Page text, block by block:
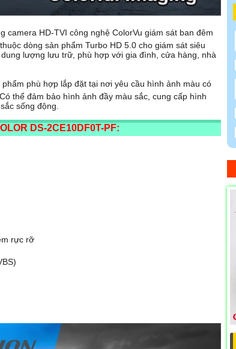
camera HD-TVI công nghệ ColorVu giám sát ban đêm
dòng sản phẩm Turbo HD 5.0 cho giám sát siêu
lượng lưu trữ, phù hợp với gia đình, cửa hàng, nhà
phẩm phù hợp lắp đặt tại nơi yêu cầu hình ảnh màu có
thể đảm bảo hình ảnh đầy màu sắc, cung cấp hình
sống động.
DS-2CE10DF0T-PF:
rực rỡ